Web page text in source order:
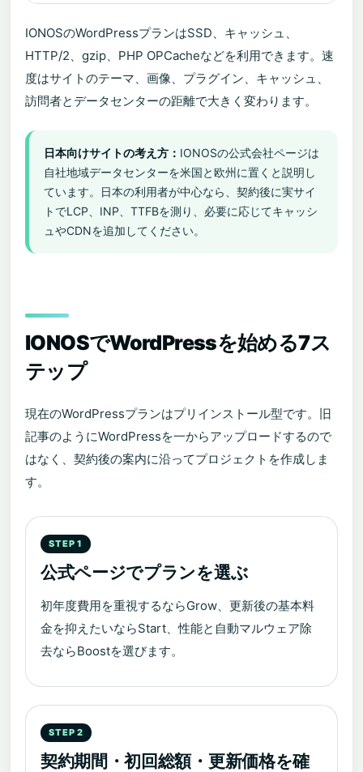
IONOSのWordPressプランはSSD、キャッシュ、
HTTP/2、gzip、PHP OPCacheなどを利用できます。速
度はサイトのテーマ、画像、プラグイン、キャッシュ、
訪問者とデータセンターの距離で大きく変わります。
日本向けサイトの考え方： IONOSの公式会社ページは
自社地域データセンターを米国と欧州に置くと説明し
ています。日本の利用者が中心なら、契約後に実サイ
トでLCP、INP、TTFBを測り、必要に応じてキャッシ
ュやCDNを追加してください。
IONOSでWordPressを始める7ス
テップ
現在のWordPressプランはプリインストール型です。旧
記事のようにWordPressを一からアップロードするので
はなく、契約後の案内に沿ってプロジェクトを作成しま
す。
公式ページでプランを選ぶ
初年度費用を重視するならGrow、更新後の基本料
金を抑えたいならStart、性能と自動マルウェア除
去ならBoostを選びます。
契約期間・初回総額・更新価格を確